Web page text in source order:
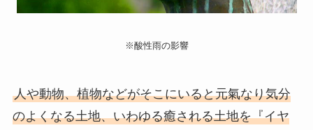
※酸性雨の影響
人や動物、植物などがそこにいると元氣なり気分
のよくなる土地、いわゆる癒される土地を『イヤ